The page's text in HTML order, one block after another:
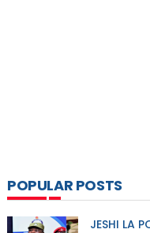
POPULAR POSTS
JESHI LA